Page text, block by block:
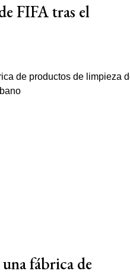
FIFA tras el
fábrica de